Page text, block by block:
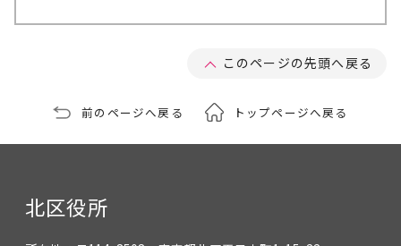
このページの先頭へ戻る
前のページへ戻る トップページへ戻る
北区役所